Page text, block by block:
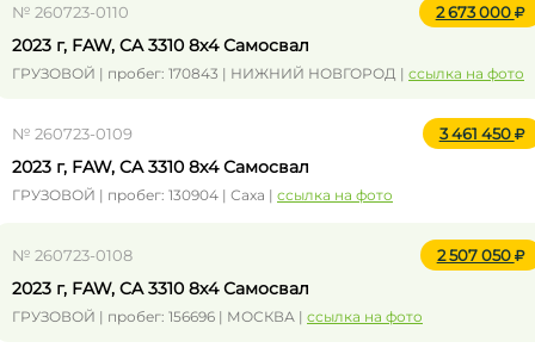
№ 260723-0110 2 673 000
2023 г, FAW, CA 3310 8x4 Самосвал
ГРУЗОВОЙ | пробег: 170843 | НИЖНИЙ НОВГОРОД | ссылка на фото
№ 260723-0109 3 461 450
2023 г, FAW, CA 3310 8x4 Самосвал
ГРУЗОВОЙ | пробег: 130904 | Саха | ссылка на фото
№ 260723-0108 2 507 050
2023 г, FAW, CA 3310 8x4 Самосвал
ГРУЗОВОЙ | пробег: 156696 | МОСКВА | ссылка на фото